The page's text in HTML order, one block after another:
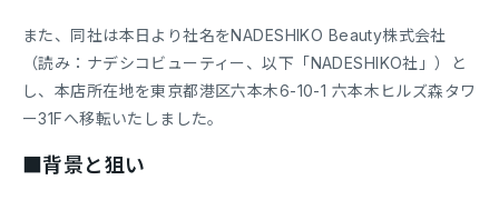
また、同社は本日より社名をNADESHIKO Beauty株式会社
（読み：ナデシコビューティー、以下「NADESHIKO社」）と
し、本店所在地を東京都港区六本木6-10-1 六本木ヒルズ森タワ
ー31Fへ移転いたしました。
■背景と狙い